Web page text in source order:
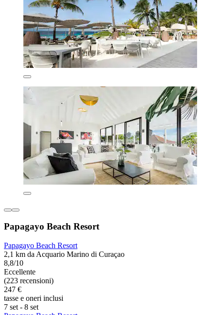
Papagayo Beach Resort
Papagayo Beach Resort
2,1 km da Acquario Marino di Curaçao
8,8/10
Eccellente
(223 recensioni)
247 €
tasse e oneri inclusi
7 set - 8 set